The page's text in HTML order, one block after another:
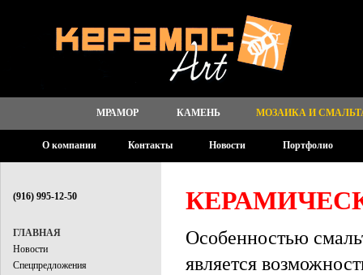
МРАМОР КАМЕНЬ МОЗАИКА И
О компании Контакты Новости Портфолио
(916) 995-12-50
ГЛАВНАЯ
Новости
Спецпредложения
Особенностью
является